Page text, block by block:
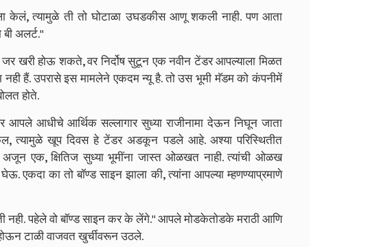
केलं, त्यामुळे ती तो घोटाळा उघडकीस आणू शकली नाही. पण आता
अलर्ट.''
खरी होऊ शकते, वर निर्दोष सुटून एक नवीन टेंडर आपल्याला मिळत
हैं. उपरासे इस मामलेने एकदम न्यू है. तो उस भूमी मॅडम को कंपनीमें
होते.
आपले आधीचे आर्थिक सल्लागार सुध्या राजीनामा देऊन निघून जाता
त्यामुळे खूप दिवस हे टेंडर अडकून पडले आहे. अश्या परिस्थितीत
एक, क्षितिज सुध्या भूमींना जास्त ओळखत नाही. त्यांची ओळख
का तो बॉण्ड साइन झाला की, त्यांना आपल्या म्हणण्याप्रमाणे
नही. पहेले वो बॉण्ड साइन कर के लेंगे.'' आपले मोडकेतोडके मराठी आणि
टाळी वाजवत खुर्चीवरून उठले.